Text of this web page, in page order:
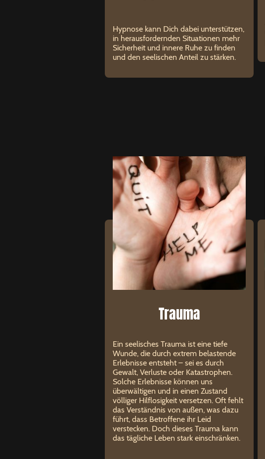
Hypnose kann Dich dabei unterstützen,
in herausfordernden Situationen mehr
Sicherheit und innere Ruhe zu finden
und den seelischen Anteil zu stärken.
Trauma
Ein seelisches Trauma ist eine tiefe
Wunde, die durch extrem belastende
Erlebnisse entsteht – sei es durch
Gewalt, Verluste oder Katastrophen.
Solche Erlebnisse können uns
überwältigen und in einen Zustand
völliger Hilflosigkeit versetzen. Oft fehlt
das Verständnis von außen, was dazu
führt, dass Betroffene ihr Leid
verstecken. Doch dieses Trauma kann
das tägliche Leben stark einschränken.